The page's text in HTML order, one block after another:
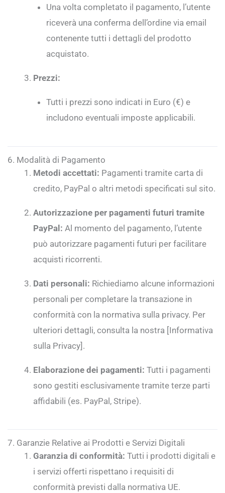
Una volta completato il pagamento, l’utente
riceverà una conferma dell’ordine via email
contenente tutti i dettagli del prodotto
acquistato.
Prezzi:
Tutti i prezzi sono indicati in Euro (€) e
includono eventuali imposte applicabili.
6. Modalità di Pagamento
Metodi accettati: Pagamenti tramite carta di
credito, PayPal o altri metodi specificati sul sito.
Autorizzazione per pagamenti futuri tramite
PayPal: Al momento del pagamento, l’utente
può autorizzare pagamenti futuri per facilitare
acquisti ricorrenti.
Dati personali: Richiediamo alcune informazioni
personali per completare la transazione in
conformità con la normativa sulla privacy. Per
ulteriori dettagli, consulta la nostra [Informativa
sulla Privacy].
Elaborazione dei pagamenti: Tutti i pagamenti
sono gestiti esclusivamente tramite terze parti
affidabili (es. PayPal, Stripe).
7. Garanzie Relative ai Prodotti e Servizi Digitali
Garanzia di conformità: Tutti i prodotti digitali e
i servizi offerti rispettano i requisiti di
conformità previsti dalla normativa UE.